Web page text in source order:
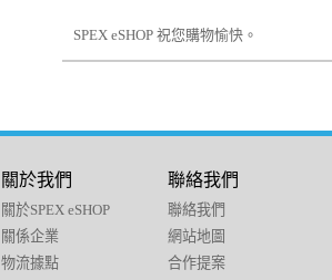
SPEX eSHOP 祝您購物愉快。
關於我們
關於SPEX eSHOP
關係企業
物流據點
聯絡我們
聯絡我們
網站地圖
合作提案